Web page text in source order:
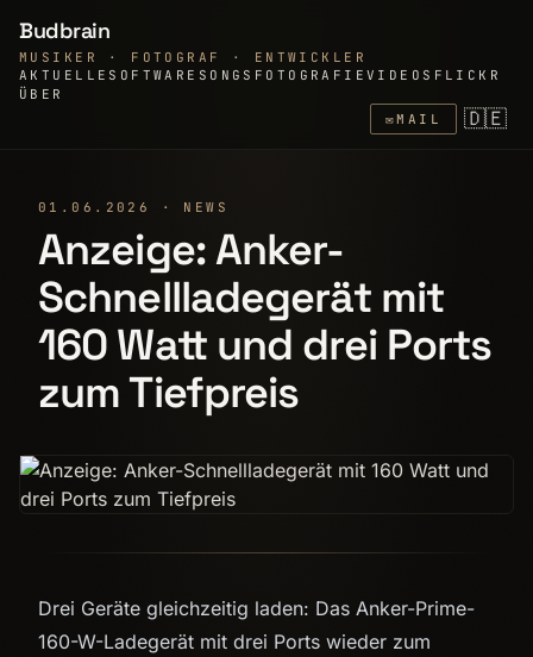
Budbrain
MUSIKER · FOTOGRAF · ENTWICKLER
AKTUELLE SOFTWARE SONGS FOTOGRAFIEVIDEOS FLICKR
ÜBER
✉MAIL 🇩🇪
01.06.2026 · NEWS
Anzeige: Anker-
Schnellladegerät mit
160 Watt und drei Ports
zum Tiefpreis
Drei Geräte gleichzeitig laden: Das Anker-Prime-
160-W-Ladegerät mit drei Ports wieder zum